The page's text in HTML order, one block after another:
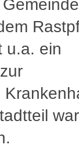
u.a. ein